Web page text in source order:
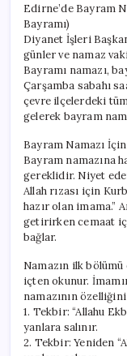
Edirne’de Bayram
Bayramı)
Diyanet İşleri
günler ve namaz
Bayramı namazı,
Çarşamba sabahı
çevre ilçelerdeki
gelerek bayram
Bayram Namazı
Bayram namazına
gereklidir. Niyet
Allah rızası için
hazır olan imama.”
getirirken cemaat
bağlar.
Namazın ilk
içten okunur.
namazının özelliğini
1. Tekbir: “Allahu
yanlara salınır.
2. Tekbir: Yeniden